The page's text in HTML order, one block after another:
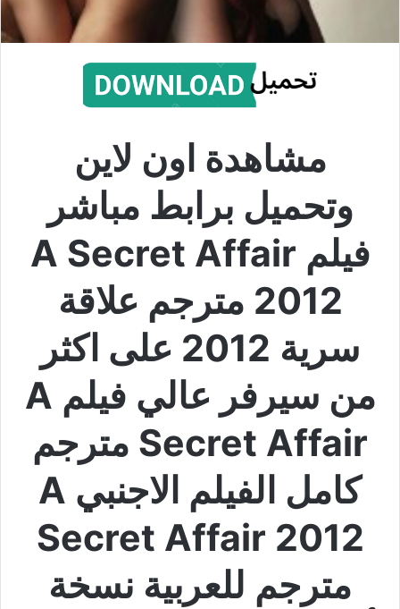
مشاهدة اون لاين
وتحميل برابط مباشر
فيلم A Secret Affair
2012 مترجم علاقة
سرية 2012 على اكثر
من سيرفر عالي فيلم A
Secret Affair مترجم
كامل الفيلم الاجنبي A
Secret Affair 2012
مترجم للعربية نسخة